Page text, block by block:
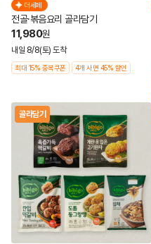
더세페
전골·볶음요리 골라담기
11,980원
내일 8/8(토) 도착
최대 15% 중복쿠폰 4개 사면 45% 할인
골라담기